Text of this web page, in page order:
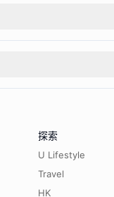
探索
U Lifestyle
Travel
HK